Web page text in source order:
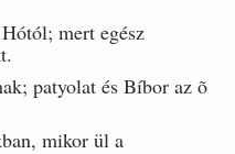
mert egész
patyolat és Bíbor az õ
mikor ül a